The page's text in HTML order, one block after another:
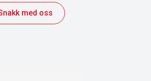
med oss